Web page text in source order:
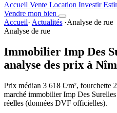
Accueil Vente Location Investir
Vendre mon bien
Accueil· Actualités ·Analyse de rue
Analyse de rue
Immobilier Imp Des
analyse des prix à
Prix médian 3 618 €/m², fourchette
marché immobilier Imp Des
réelles (données DVF officielles).